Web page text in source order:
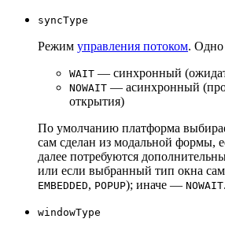
syncType
Режим управления потоком. Одно
WAIT — синхронный
NOWAIT — асинхронный
открытия)
По умолчанию платформа
сам сделан из модальной формы,
далее потребуются
или если выбранный тип окна
EMBEDDED, POPUP); иначе — NOWAIT.
windowType